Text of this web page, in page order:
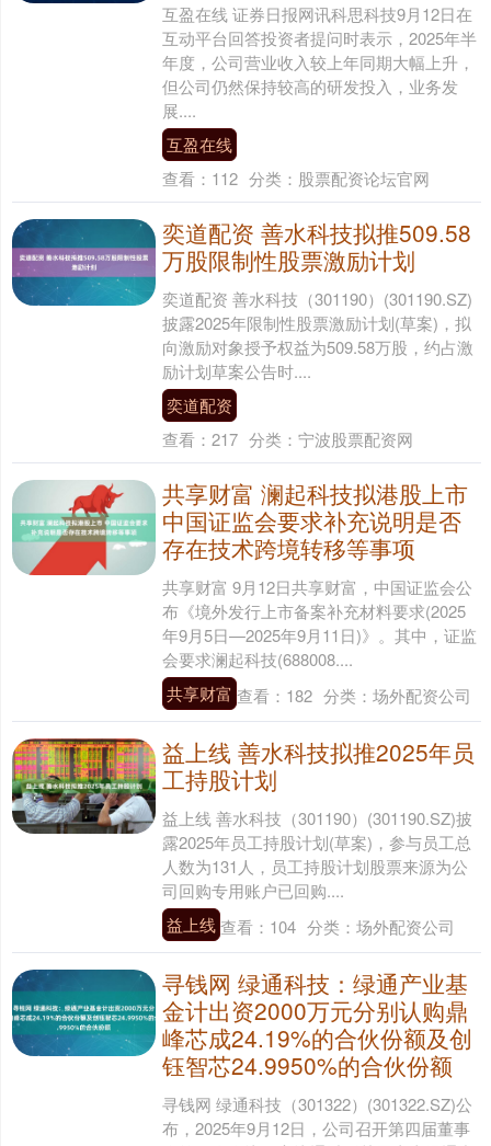
互盈在线 证券日报网讯科思科技9月12日在
互动平台回答投资者提问时表示，2025年半
年度，公司营业收入较上年同期大幅上升，
但公司仍然保持较高的研发投入，业务发
展....
互盈在线
查看： 112 分类： 股票配资论坛官网
奕道配资 善水科技拟推509.58
万股限制性股票激励计划
奕道配资 善水科技（301190）(301190.SZ)
披露2025年限制性股票激励计划(草案)，拟
向激励对象授予权益为509.58万股，约占激
励计划草案公告时....
奕道配资
查看： 217 分类： 宁波股票配资网
共享财富 澜起科技拟港股上市
中国证监会要求补充说明是否
存在技术跨境转移等事项
共享财富 9月12日共享财富，中国证监会公
布《境外发行上市备案补充材料要求(2025
年9月5日—2025年9月11日)》。其中，证监
会要求澜起科技(688008....
共享财富 查看： 182 分类： 场外配资公司
益上线 善水科技拟推2025年员
工持股计划
益上线 善水科技（301190）(301190.SZ)披
露2025年员工持股计划(草案)，参与员工总
人数为131人，员工持股计划股票来源为公
司回购专用账户已回购....
益上线查看： 104 分类： 场外配资公司
寻钱网 绿通科技：绿通产业基
金计出资2000万元分别认购鼎
峰芯成24.19%的合伙份额及创
钰智芯24.9950%的合伙份额
寻钱网 绿通科技（301322）(301322.SZ)公
布，2025年9月12日，公司召开第四届董事